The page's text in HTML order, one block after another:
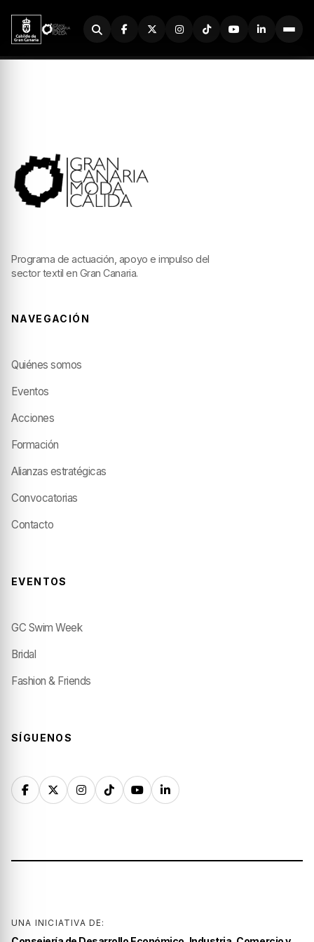
Buscador
Programa de actuación, apoyo e impulso del
sector textil en Gran Canaria.
NAVEGACIÓN
Quiénes somos
Eventos
Acciones
Formación
Alianzas estratégicas
Convocatorias
Contacto
EVENTOS
GC Swim Week
Bridal
Fashion & Friends
SÍGUENOS
UNA INICIATIVA DE: